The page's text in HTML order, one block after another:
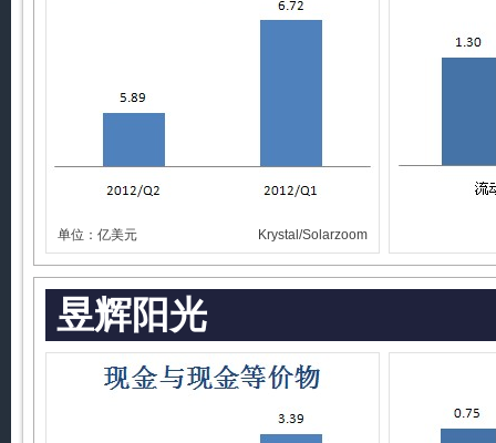
Krystal/Solarzoom
单位：亿美元
昱辉阳光